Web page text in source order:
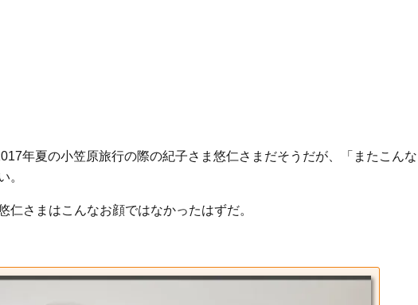
年夏の小笠原旅行の際の紀子さま悠仁さまだそうだが、「またこんな
。
さまはこんなお顔ではなかったはずだ。